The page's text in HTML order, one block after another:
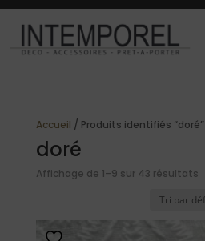
Accueil / Produits identifiés “doré”
doré
Affichage de 1–9 sur 43 résultats